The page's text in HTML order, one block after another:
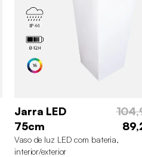
Jarra LED
75cm
Vaso de luz LED com bateria,
interior/exterior